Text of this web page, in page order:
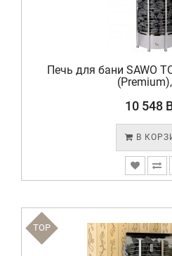
Печь для бани SAWO
10 548
В
TOP